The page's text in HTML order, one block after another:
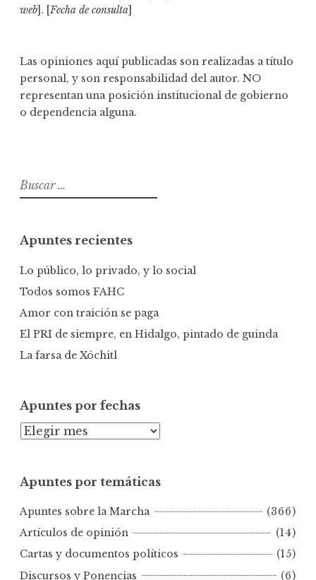
web]. [Fecha de consulta]
Las opiniones aquí publicadas son realizadas a título
personal, y son responsabilidad del autor. NO
representan una posición institucional de gobierno
o dependencia alguna.
B
u
r
Apuntes recientes
Lo público, lo privado, y lo social
Todos somos FAHC
Amor con traición se paga
El PRI de siempre, en Hidalgo, pintado de guinda
La farsa de Xóchitl
Apuntes por fechas
A
n
e
s
p
Apuntes por temáticas
Apuntes sobre la Marcha
(366)
Artículos de opinión
(14)
Cartas y documentos políticos
(15)
Discursos y Ponencias
(6)